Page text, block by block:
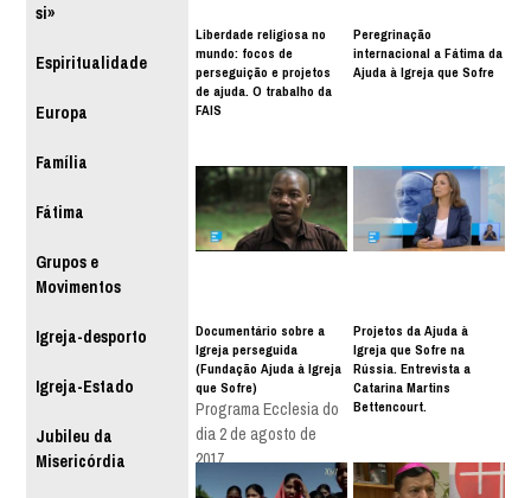
si»
Espiritualidade
Europa
Família
Fátima
Grupos e
Movimentos
Igreja-desporto
Igreja-Estado
Jubileu da
Misericórdia
Liberdade religiosa no
mundo: focos de
perseguição e projetos
de ajuda. O trabalho da
FAIS
Peregrinação
internacional a Fátima da
Ajuda à Igreja que Sofre
Documentário sobre a
Igreja perseguida
(Fundação Ajuda à Igreja
que Sofre)
Programa Ecclesia do
dia 2 de agosto de
2017
Projetos da Ajuda à
Igreja que Sofre na
Rússia. Entrevista a
Catarina Martins
Bettencourt.